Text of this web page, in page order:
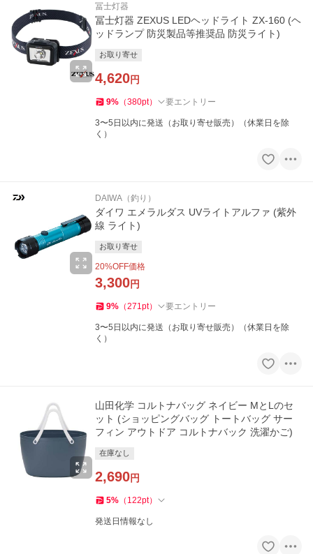
冨士灯器
冨士灯器 ZEXUS LEDヘッドライト ZX-160 (ヘ
ッドランプ 防災製品等推奨品 防災ライト)
お取り寄せ
4,620円
9% （380pt） 要エントリー
3〜5日以内に発送（お取り寄せ販売）（休業日を除
く）
DAIWA（釣り）
ダイワ エメラルダス UVライトアルファ (紫外
線 ライト)
お取り寄せ
20%OFF価格
3,300円
9% （271pt） 要エントリー
3〜5日以内に発送（お取り寄せ販売）（休業日を除
く）
山田化学 コルトナバッグ ネイビー MとLのセ
ット (ショッピングバッグ トートバッグ サー
フィン アウトドア コルトナバック 洗濯かご)
在庫なし
2,690円
5% （ 122pt）
発送日情報なし